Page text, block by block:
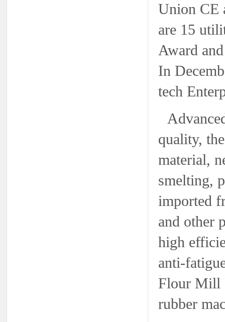
Union CE
are 15
Award
In
tech
quality,
material,
smelting,
imported
and other
high
anti-
Flour Mill
rubber